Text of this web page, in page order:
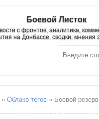
Боевой Листок
с фронтов, аналитика,
на Донбассе, сводки, мнения
» Облако тегов » Боевой резерв